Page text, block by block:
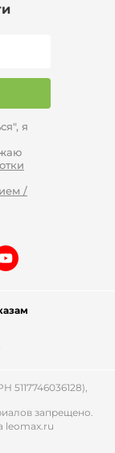
я
/
5117746036128),
запрещено.
leomax.ru